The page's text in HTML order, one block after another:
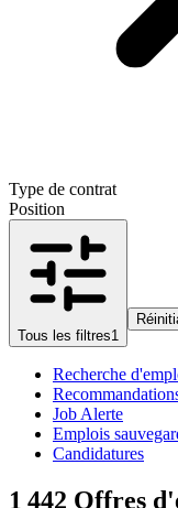
Type de contrat
Position
Tous les filtres1
Recherche
Job Alerte
Emplois
Candidatures
1 442 Offres